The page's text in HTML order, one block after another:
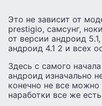
Это не зависит от
prestigio, самсунг,
от версии андроид
андроид 4.1 2 и всех
Здесь с самого
андроид изначально
конечно не все можно
наработки все же